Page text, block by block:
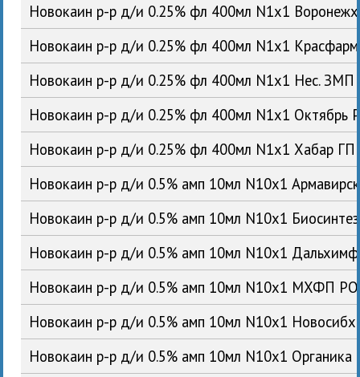
Новокаин р-р д/и 0.25% фл 400мл N1x1
Новокаин р-р д/и 0.25% фл 400мл N1x1
Новокаин р-р д/и 0.25% фл 400мл N1x1 Нес.
Новокаин р-р д/и 0.25% фл 400мл N1x1 Октябрь
Новокаин р-р д/и 0.25% фл 400мл N1x1 Хабар
Новокаин р-р д/и 0.5% амп 10мл N10x1
Новокаин р-р д/и 0.5% амп 10мл N10x1
Новокаин р-р д/и 0.5% амп 10мл N10x1
Новокаин р-р д/и 0.5% амп 10мл N10x1 МХФП
Новокаин р-р д/и 0.5% амп 10мл N10x1
Новокаин р-р д/и 0.5% амп 10мл N10x1